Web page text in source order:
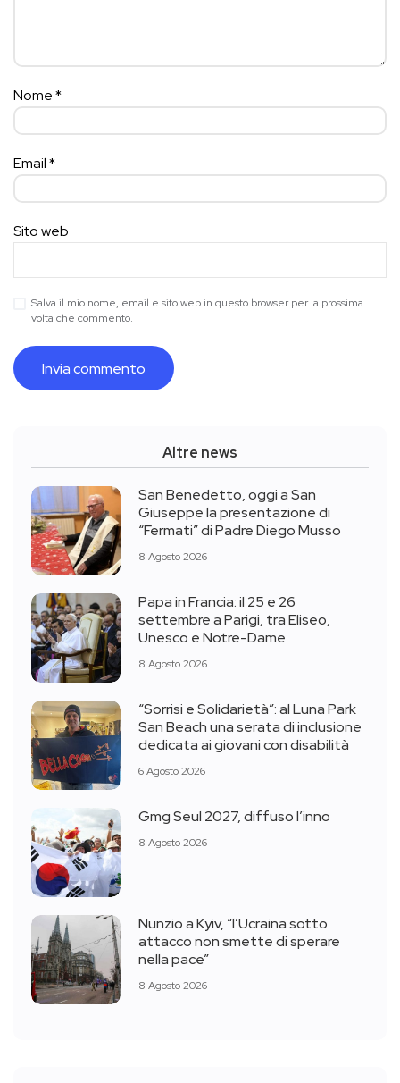
Nome*
Email*
Sito web
Salva il mio nome, email e sito web in questo browser per la prossima
volta che commento.
Altre news
San Benedetto, oggi a San
Giuseppe la presentazione di
“Fermati” di Padre Diego Musso
8 Agosto 2026
Papa in Francia: il 25 e 26
settembre a Parigi, tra Eliseo,
Unesco e Notre-Dame
8 Agosto 2026
“Sorrisi e Solidarietà”: al Luna Park
San Beach una serata di inclusione
dedicata ai giovani con disabilità
6 Agosto 2026
Gmg Seul 2027, diffuso l’inno
8 Agosto 2026
Nunzio a Kyiv, “l’Ucraina sotto
attacco non smette di sperare
nella pace”
8 Agosto 2026